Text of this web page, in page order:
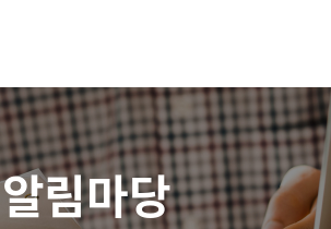
알림마당